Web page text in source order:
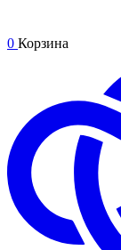
0 Корзина